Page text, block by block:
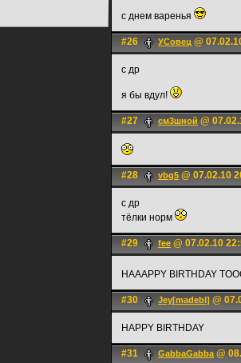
c днем варенья
#26 УСовец @
с др
я бы вдул!
#27 см3шной @
#28 vbg5 @ 07.02.10
c др
тёлки норм
#29 fee @ 07.02.10
HAAAPPY BIRTHDAY
#30 Jey[madebl] @
HAPPY BIRTHDAY
#31 GabbaGabba@